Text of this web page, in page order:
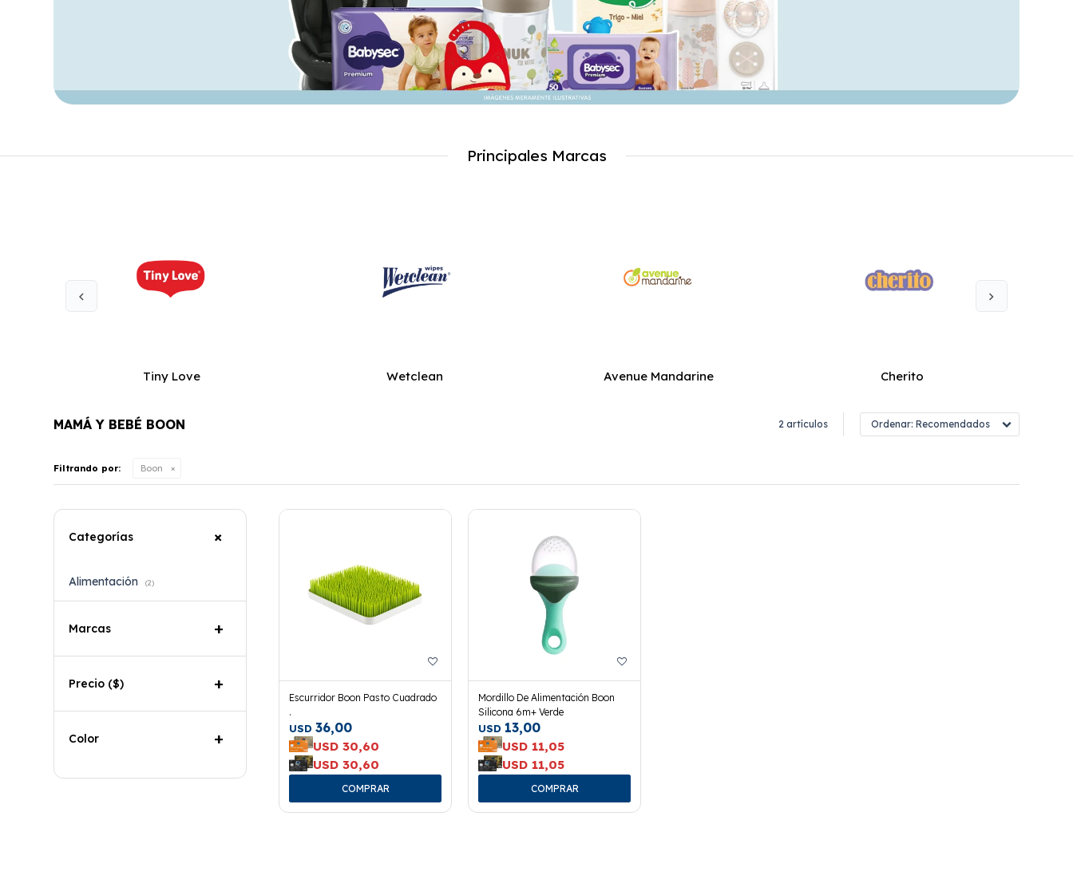
Principales Marcas
Tiny Love Wetclean Avenue Mandarine Cherito
MAMÁ Y BEBÉ BOON 2 artículos Recomendados
Filtrando por: Boon
Escurridor Boon Pasto Cuadrado
.
USD 36,00
USD 30,60
USD 30,60
Mordillo De Alimentación Boon
Silicona 6m+ Verde
USD 13,00
USD 11,05
USD 11,05
Categorías
Alimentación (2)
Marcas
Precio ($)
Color